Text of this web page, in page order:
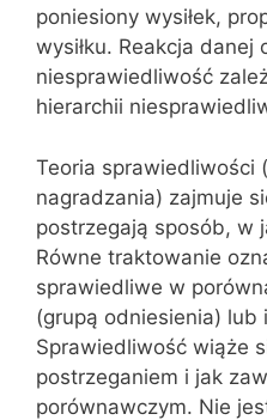
poniesiony wysiłek,
wysiłku. Reakcja danej
niesprawiedliwość
hierarchii
Teoria sprawiedliwości
nagradzania) zajmuje
postrzegają sposób, w
Równe traktowanie
sprawiedliwe w
(grupą odniesienia) lub
Sprawiedliwość wiąże
postrzeganiem i jak
porównawczym. Nie